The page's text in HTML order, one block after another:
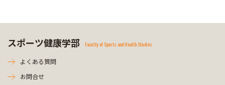
スポーツ健康学部 Faculty of Sports and Health Studies
よくある質問
お問合せ